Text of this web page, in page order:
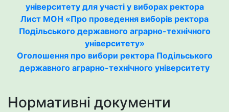
університету для участі у виборах ректора
Лист МОН «Про проведення виборів ректора
Подільського державного аграрно-технічного
університету»
Оголошення про вибори ректора Подільського
державного аграрно-технічного університету
Нормативні документи